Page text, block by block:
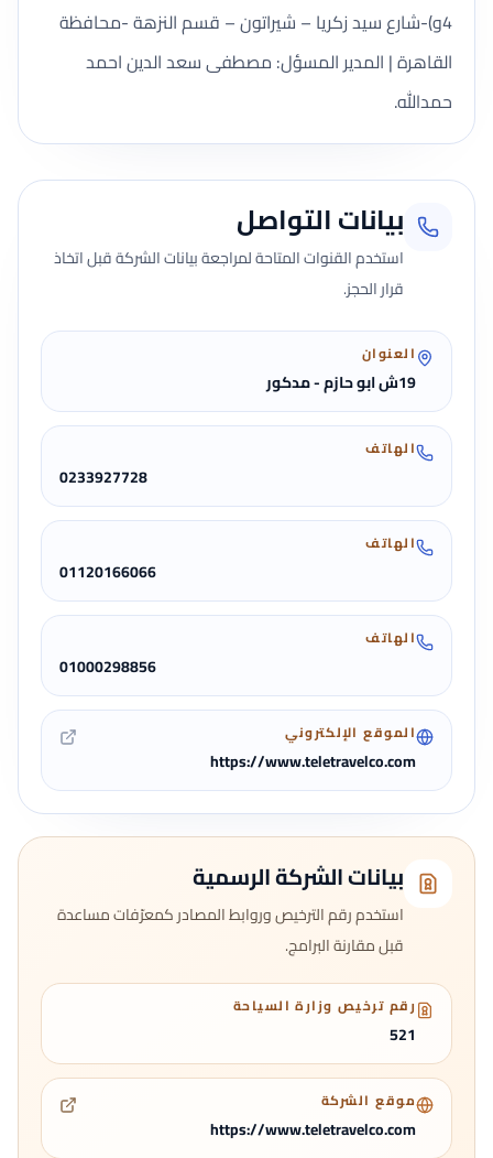
4و)-شارع سيد زكريا – شيراتون – قسم النزهة -محافظة
القاهرة | المدير المسؤل: مصطفى سعد الدين احمد
حمدالله.
بيانات التواصل
استخدم القنوات المتاحة لمراجعة بيانات الشركة قبل اتخاذ
قرار الحجز.
العنوان
19ش ابو حازم - مدكور
الهاتف
0233927728
الهاتف
01120166066
الهاتف
01000298856
الموقع الإلكتروني
https://www.teletravelco.com
بيانات الشركة الرسمية
استخدم رقم الترخيص وروابط المصادر كمعرّفات مساعدة
قبل مقارنة البرامج.
رقم ترخيص وزارة السياحة
521
موقع الشركة
https://www.teletravelco.com